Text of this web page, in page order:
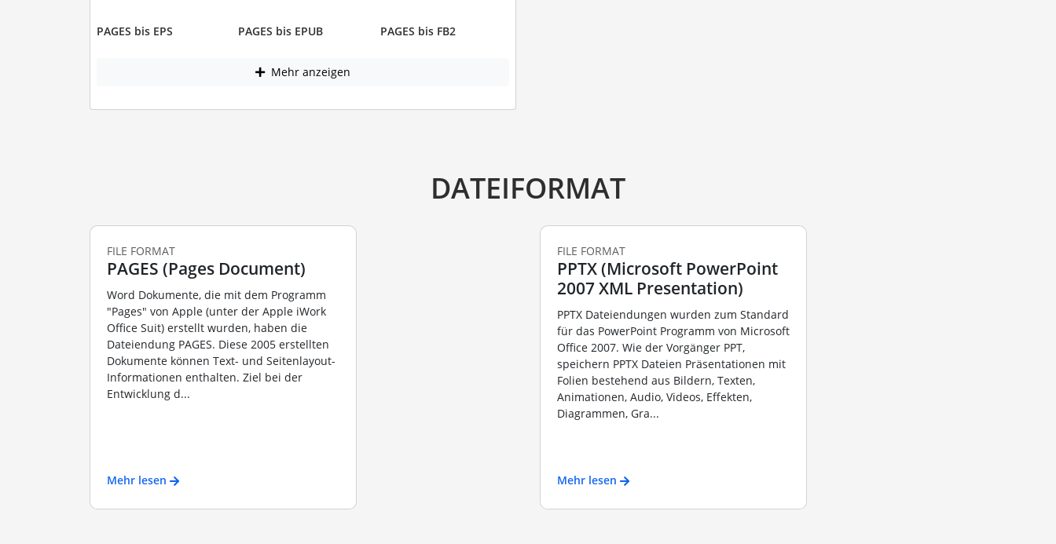
PAGES bis EPS PAGES bis EPUB PAGES bis FB2
Mehr anzeigen
DATEIFORMAT
FILE FORMAT
PAGES (Pages Document)
Word Dokumente, die mit dem Programm
"Pages" von Apple (unter der Apple iWork
Office Suit) erstellt wurden, haben die
Dateiendung PAGES. Diese 2005 erstellten
Dokumente können Text- und Seitenlayout-
Informationen enthalten. Ziel bei der
Entwicklung d...
Mehr lesen
FILE FORMAT
PPTX (Microsoft PowerPoint
2007 XML Presentation)
PPTX Dateiendungen wurden zum Standard
für das PowerPoint Programm von Microsoft
Office 2007. Wie der Vorgänger PPT,
speichern PPTX Dateien Präsentationen mit
Folien bestehend aus Bildern, Texten,
Animationen, Audio, Videos, Effekten,
Diagrammen, Gra...
Mehr lesen